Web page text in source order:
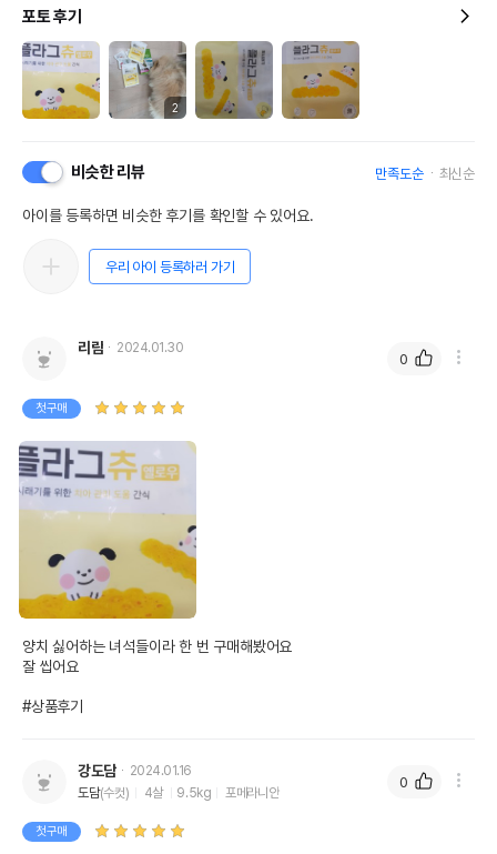
포토 후기
2
비슷한 리뷰 만족도순 최신순
아이를 등록하면 비슷한 후기를 확인할 수 있어요.
우리 아이 등록하러 가기
리람 2024.01.30
첫구매
양치 싫어하는 녀석들이라 한 번 구매해봤어요
잘 씹어요
#상품후기
0
강도담
2024.01.16
도담(수컷) 4살 9.5kg 포메라니안
첫구매
0